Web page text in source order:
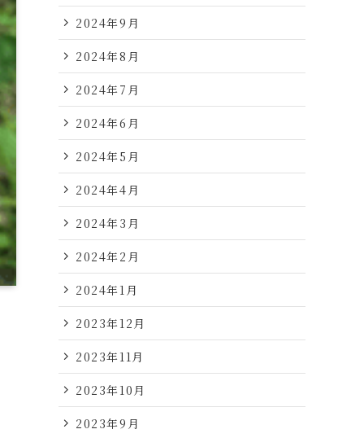
2024年9月
2024年8月
2024年7月
2024年6月
2024年5月
2024年4月
2024年3月
2024年2月
2024年1月
2023年12月
2023年11月
2023年10月
2023年9月